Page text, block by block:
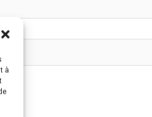
à